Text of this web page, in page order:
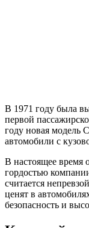
В 1971 году была
первой
году новая модель
автомобили с
В настоящее время
гордостью
считается
ценят в
безопасность и